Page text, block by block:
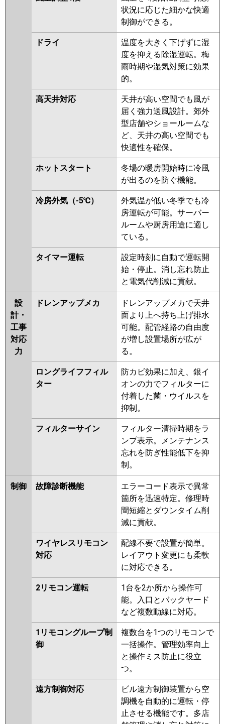
PLZ-ZRMP80EFZ PLZ-
ZRMP80ELFZ PLZ-ZRMP80EFGZ
PLZ-ZRMP80ELFGZ
ZRMP80EFY PLZ-ZRMP80ELFY
PLZ-ZRMP80EFGY
PLZ-
ZRMP80ELFGY PLZ-ZRMP80EFV
PLZ-ZRMP80ELFV
ZRMP80EFGV PLZ-
ZRMP80ELFGV PLZ-ZRMP80EFR
PLZ-ZRMP80ELFR PLZ-
ZRMP80ELFGR PLZ-
ZRMP80EFGR
RCI-GP80RGH8 RCI-GP80RGH7
RCI-GP80RGH6 RCI-GP80RGH5
RCI-GP80RGH4 RCI-GP80RGH3
RCI-AP80GH6
RCI-AP80GH5
RCI-
GP80RGH1
FDTZ806H6S FDTZ806H6S-airf
FDTZ806H6S-rak
FDTZ805H5SA-osj
FDTZ805H5SA-rak
FDTZ805H5SA-airf
FDTZ805H5SA FDTZ805H5S-osj
FDTZ805H5S-rak FDTZ805H5S-
FDTZ805H5S FDTZ805H5S-
FDTZ805H5S-airflex
パナソニック PA-P80U7GNBX PA-P80U7GB PA-
P80U7GNB PA-P80U7G
P80U7GN
PA-P80U6GB PA-
P80U6GNB PA-P80U6GN PA-
状況に応じた細かな快適
制御ができる。
ドライ
温度を大きく下げずに湿
度を抑える除湿運転。梅
雨時期や湿気対策に効果
的。
高天井対応
天井が高い空間でも風が
届く強力送風設計。郊外
型店舗やショールームな
ど、天井の高い空間でも
快適性を確保。
ホットスタート
冬場の暖房開始時に冷風
が出るのを防ぐ機能。
冷房外気（-5℃）
外気温が低い冬季でも冷
房運転が可能。サーバー
ルームや厨房用途に適し
ている。
タイマー運転
設定時刻に自動で運転開
始・停止。消し忘れ防止
と電気代削減に貢献。
設
計・
工事
対応
力
ドレンアップメカ
ドレンアップメカで天井
面より上へ持ち上げ排水
可能。配管経路の自由度
が増し設置場所が広が
る。
ロングライフフィル
ター
防カビ効果に加え、銀イ
オンの力でフィルターに
付着した菌・ウイルスを
抑制。
フィルターサイン
フィルター清掃時期をラ
ンプ表示。メンテナンス
忘れを防ぎ性能低下を抑
制。
制御 故障診断機能
エラーコード表示で異常
箇所を迅速特定。修理時
間短縮とダウンタイム削
減に貢献。
ワイヤレスリモコン
対応
配線不要で設置が簡単。
レイアウト変更にも柔軟
に対応できる。
2リモコン運転
1台を2か所から操作可
能。入口とバックヤード
など複数動線に対応。
1リモコングループ制
御
複数台を1つのリモコンで
一括操作。管理効率向上
と操作ミス防止に役立
つ。
遠方制御対応
ビル遠方制御装置から空
調機を自動的に運転・停
止させる機能です。多店